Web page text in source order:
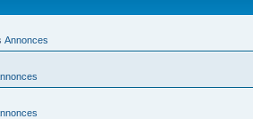
Annonces